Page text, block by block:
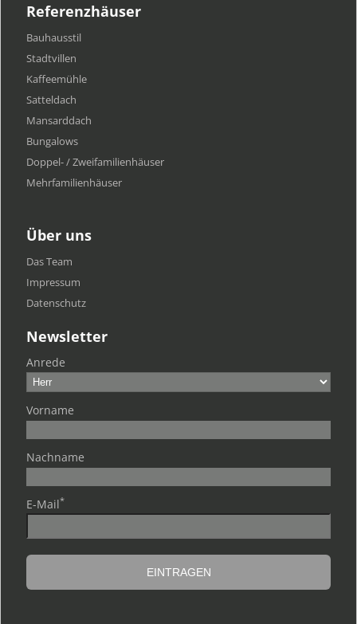
Referenzhäuser
Bauhausstil
Stadtvillen
Kaffeemühle
Satteldach
Mansarddach
Bungalows
Doppel- / Zweifamilienhäuser
Mehrfamilien​häuser
Über uns
Das Team
Impressum
Datenschutz
Newsletter
Anrede
Vorname
Nachname
E-Mail*